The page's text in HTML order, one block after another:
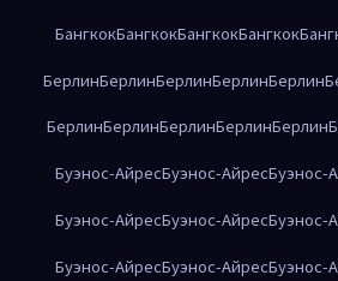
БангкокБангкокБангкокБангкок
БерлинБерлинБерлинБерлинБерлин
БерлинБерлинБерлинБерлинБерлин
Буэнос-АйресБуэнос-АйресБуэнос-
Буэнос-АйресБуэнос-АйресБуэнос-
Буэнос-АйресБуэнос-АйресБуэнос-